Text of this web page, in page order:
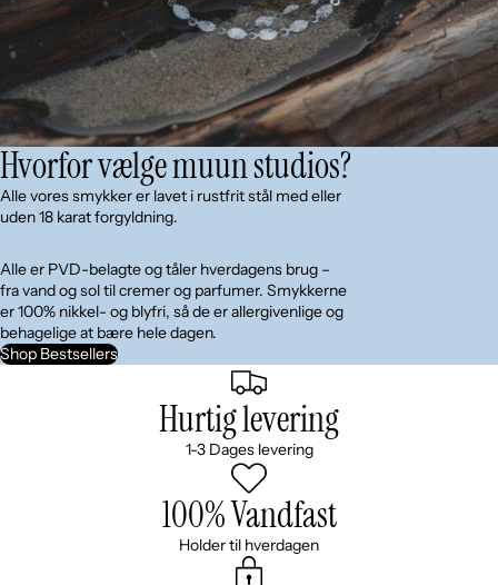
Hvorfor vælge muun studios?
Alle vores smykker er lavet i rustfrit stål med eller
uden 18 karat forgyldning.
Alle er PVD-belagte og tåler hverdagens brug –
fra vand og sol til cremer og parfumer. Smykkerne
er 100% nikkel- og blyfri, så de er allergivenlige og
behagelige at bære hele dagen.
Shop Bestsellers
Hurtig levering
1-3 Dages levering
100% Vandfast
Holder til hverdagen